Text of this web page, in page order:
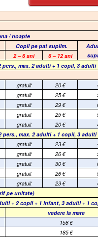
/ noapte
Copil pe pat suplim.
2 – 6 ani
6 – 12 ani
pers., max. 2 adulti + 1 copil, 3 adulti
gratuit 20€
gratuit 25€
gratuit 29€
gratuit 25€
gratuit 20€
pers., max. 2 adulti + 1 copil, 3 adulti
gratuit 23€
gratuit 26€
gratuit 30€
gratuit 26€
gratuit 23€
pe unitate)
+ 2 copii + 1 infant, 3 adulti + 1
vedere la mare
158€
185€